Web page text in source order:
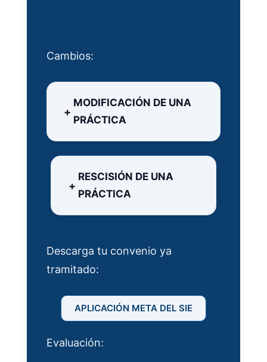
Cambios:
MODIFICACIÓN DE UNA
PRÁCTICA
RESCISIÓN DE UNA
PRÁCTICA
Descarga tu convenio ya
tramitado:
APLICACIÓN META DEL SIE
Evaluación: